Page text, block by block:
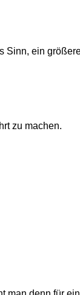
ein
zu machen.